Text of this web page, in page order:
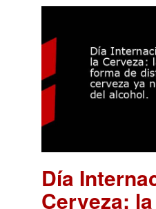
Día
Cerveza: